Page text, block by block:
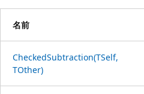
名前
CheckedSubtraction(TSelf,
TOther)